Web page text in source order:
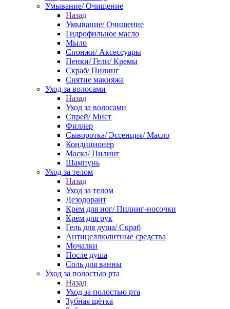
Умывание/ Очищение
Назад
Умывание/ Очищение
Гидрофильное масло
Мыло
Спонжи/ Аксессуары
Пенки/ Гели/ Кремы
Скраб/ Пилинг
Снятие макияжа
Уход за волосами
Назад
Уход за волосами
Спрей/ Мист
Филлер
Сыворотка/ Эссенция/ Масло
Кондиционер
Маска/ Пилинг
Шампунь
Уход за телом
Назад
Уход за телом
Дезодорант
Крем для ног/ Пилинг-носочки
Крем для рук
Гель для душа/ Скраб
Антицеллюлитные средства
Мочалки
После душа
Соль для ванны
Уход за полостью рта
Назад
Уход за полостью рта
Зубная щётка